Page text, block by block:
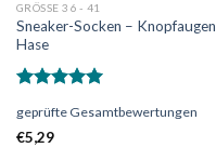
GRÖSSE 36 - 41
Sneaker-Socken – Knopfaugen
Hase
mit5.00
von 5
geprüfte Gesamtbewertungen
€5,29